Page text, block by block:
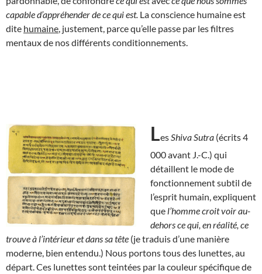
capable d’appréhender de ce qui est. La conscience humaine est
dite humaine , justement, parce qu’elle passe par les filtres
mentaux de nos différents conditionnements.
Les Shiva Sutra (écrits 4
000 avant J.-C.) qui
détaillent le mode de
fonctionnement subtil de
l’esprit humain, expliquent
que l’homme croit voir au-
dehors ce qui, en réalité, ce
trouve à l’intérieur et dans sa tête (je traduis d’une manière
moderne, bien entendu.) Nous portons tous des lunettes, au
départ. Ces lunettes sont teintées par la couleur spécifique de